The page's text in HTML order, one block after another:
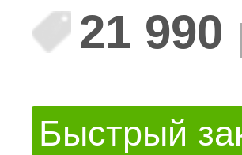
21 990
Быстрый